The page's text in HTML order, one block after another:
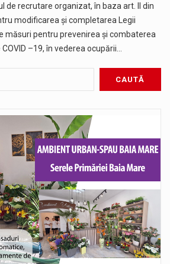
de recrutare organizat, în baza art. II din
modificarea şi completarea Legii
măsuri pentru prevenirea şi combaterea
–19, în vederea ocupării…